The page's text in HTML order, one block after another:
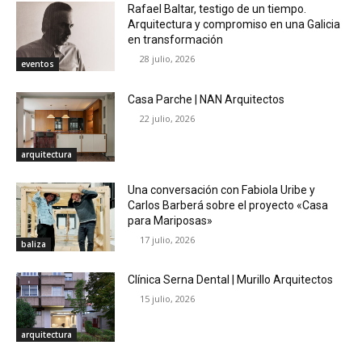
eventos
Rafael Baltar, testigo de un tiempo.
Arquitectura y compromiso en una Galicia
en transformación
28 julio, 2026
arquitectura
Casa Parche | NAN Arquitectos
22 julio, 2026
baliza
Una conversación con Fabiola Uribe y
Carlos Barberá sobre el proyecto «Casa
para Mariposas»
17 julio, 2026
arquitectura
Clínica Serna Dental | Murillo Arquitectos
15 julio, 2026